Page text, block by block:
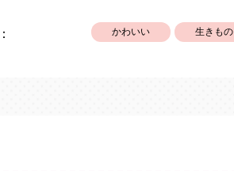
かわいい 生きもの